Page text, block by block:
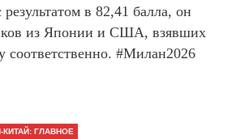
результатом в 82,41 балла, он
из Японии и США, взявших
соответственно. #Милан2026
КИТАЙ: ГЛАВНОЕ